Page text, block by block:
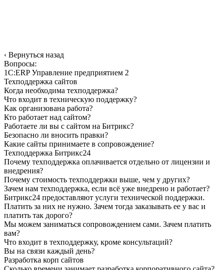
‹ Вернуться назад
Вопросы:
1С:ERP Управление предприятием 2
Техподдержка сайтов
Когда необходима техподдержка?
Что входит в техническую поддержку?
Как организована работа?
Кто работает над сайтом?
Работаете ли вы с сайтом на Битрикс?
Безопасно ли вносить правки?
Какие сайты принимаете в сопровождение?
Техподдержка Битрикс24
Почему техподдержка оплачивается отдельно от лицензии и
внедрения?
Почему стоимость техподдержки выше, чем у других?
Зачем нам техподдержка, если всё уже внедрено и работает?
Битрикс24 предоставляют услуги технической поддержки.
Платить за них не нужно. Зачем тогда заказывать ее у вас и
платить так дорого?
Мы можем заниматься сопровождением сами. Зачем платить
вам?
Что входит в техподдержку, кроме консультаций?
Вы на связи каждый день?
Разработка корп сайтов